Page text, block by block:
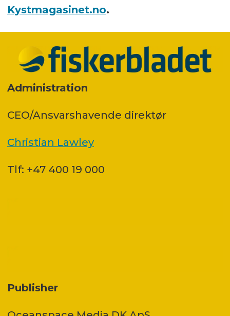
Kystmagasinet.no.
Administration
CEO/Ansvarshavende direktør
Christian Lawley
Tlf: +47 400 19 000
Publisher